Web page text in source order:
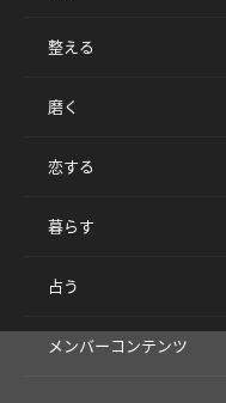
整える
磨く
恋する
暮らす
占う
メンバーコンテンツ